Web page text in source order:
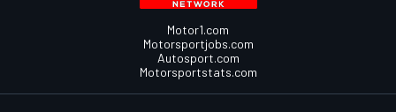
Motor1.com
Motorsportjobs.com
Autosport.com
Motorsportstats.com